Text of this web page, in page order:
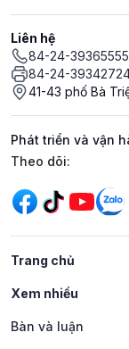
Liên hệ
84-24-39365555
84-24-
41-43 phố Bà
Phát triển và vận
Mạng xã
Theo dõi:
Trang chủ
Xem nhiều
Bàn và luận